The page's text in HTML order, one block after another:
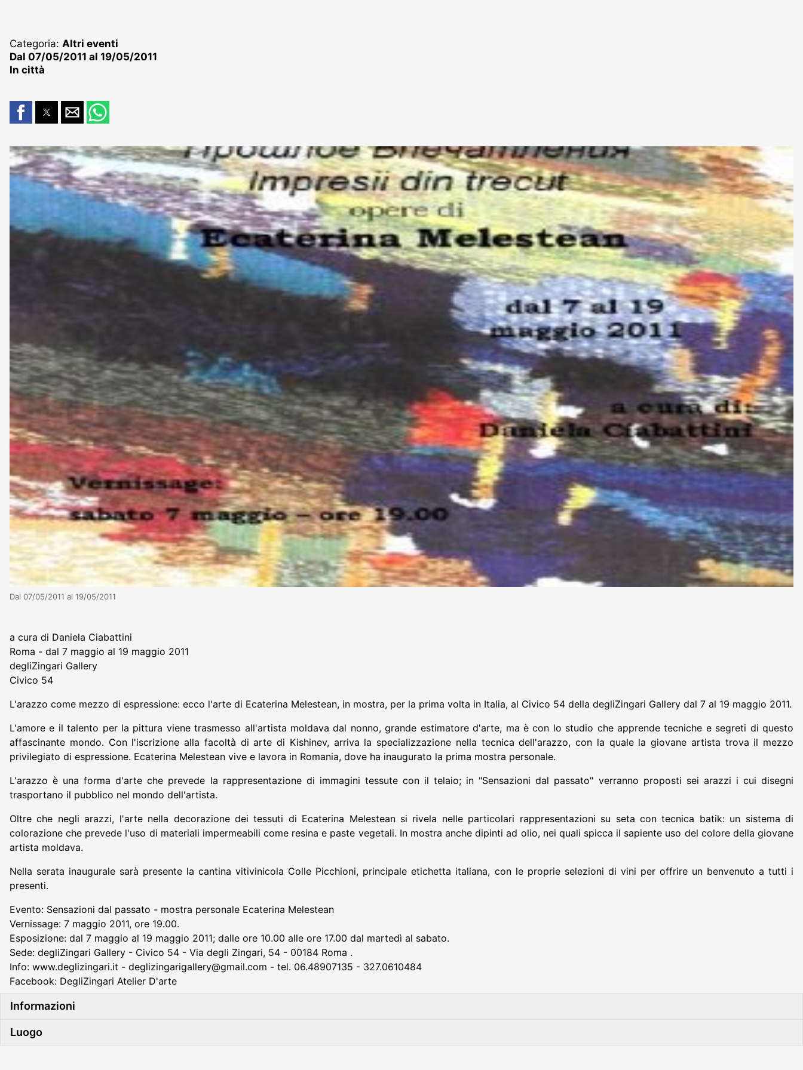
Categoria: Altri eventi
Dal 07/05/2011 al 19/05/2011
In città
Dal 07/05/2011 al 19/05/2011
a cura di Daniela Ciabattini
Roma - dal 7 maggio al 19 maggio 2011
degliZingari Gallery
Civico 54
L'arazzo come mezzo di espressione: ecco l'arte di Ecaterina Melestean, in mostra, per la prima volta in Italia, al Civico 54 della degliZingari Gallery dal 7 al 19 maggio 2011.
L'amore e il talento per la pittura viene trasmesso all'artista moldava dal nonno, grande estimatore d'arte, ma è con lo studio che apprende tecniche e segreti di questo
affascinante mondo. Con l'iscrizione alla facoltà di arte di Kishinev, arriva la specializzazione nella tecnica dell'arazzo, con la quale la giovane artista trova il mezzo
privilegiato di espressione. Ecaterina Melestean vive e lavora in Romania, dove ha inaugurato la prima mostra personale.
L'arazzo è una forma d'arte che prevede la rappresentazione di immagini tessute con il telaio; in "Sensazioni dal passato" verranno proposti sei arazzi i cui disegni
trasportano il pubblico nel mondo dell'artista.
Oltre che negli arazzi, l'arte nella decorazione dei tessuti di Ecaterina Melestean si rivela nelle particolari rappresentazioni su seta con tecnica batik: un sistema di
colorazione che prevede l'uso di materiali impermeabili come resina e paste vegetali. In mostra anche dipinti ad olio, nei quali spicca il sapiente uso del colore della giovane
artista moldava.
Nella serata inaugurale sarà presente la cantina vitivinicola Colle Picchioni, principale etichetta italiana, con le proprie selezioni di vini per offrire un benvenuto a tutti i
presenti.
Evento: Sensazioni dal passato - mostra personale Ecaterina Melestean
Vernissage: 7 maggio 2011, ore 19.00.
Esposizione: dal 7 maggio al 19 maggio 2011; dalle ore 10.00 alle ore 17.00 dal martedì al sabato.
Sede: degliZingari Gallery - Civico 54 - Via degli Zingari, 54 - 00184 Roma .
Info: www.deglizingari.it - deglizingarigallery@gmail.com - tel. 06.48907135 - 327.0610484
Facebook: DegliZingari Atelier D'arte
Informazioni
Luogo